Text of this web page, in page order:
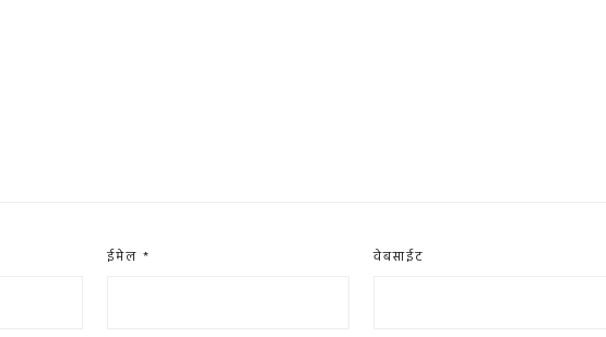
ईमेल* वेबसाईट